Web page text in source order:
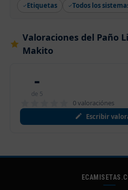
Etiquetas
Todos los
Valoraciones del Paño
Makito
-
de 5
0 valoraciónes
Escribir